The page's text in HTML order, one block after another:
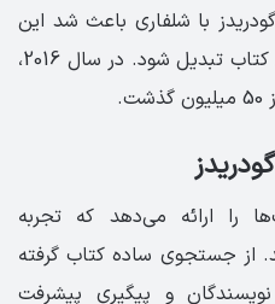
گودریدز با شلفاری باعث شد این
سایت به بزرگ‌ترین مرجع آنلاین کتاب تبدیل شود. در سال 2016،
را ارائه می‌دهد که تجربه
از جستجوی ساده کتاب گرفته
و پیگیری پیشرفت